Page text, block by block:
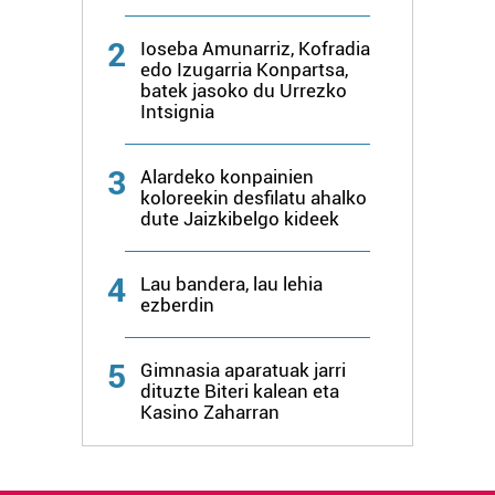
Lortu zure datu pertsonalak prozesatzeko moduari
buruzko informazio gehiago eta ezarri zure lehentasunak
datuen atalean. Edozein unetan alda edo ken dezakezu
zure baimena Cookieen adierazpenean.
Webgune honek cookie propioak eta hirugarrenen cookie-
fitxategiak erabiltzen ditu. Zure esperientzia eta
zerbitzuak hobetzeko asmoz, cookie teknologiaz
baliatzen gara. Ohar hau onartuz gero, teknologia hori
erabiltzeko baimen esplizitua ematen diguzu.
2
Ioseba Amunarriz, Kofradia
edo Izugarria Konpartsa,
batek jasoko du Urrezko
Intsignia
3
Alardeko konpainien
koloreekin desfilatu ahalko
dute Jaizkibelgo kideek
4
Lau bandera, lau lehia
ezberdin
5
Gimnasia aparatuak jarri
dituzte Biteri kalean eta
Kasino Zaharran